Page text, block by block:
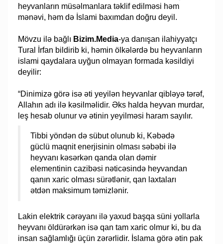
heyvanların müsəlmanlara təklif edilməsi həm
mənəvi, həm də İslami baxımdan doğru deyil.
Mövzu ilə bağlı Bizim.Media-ya danışan ilahiyyatçı
Tural İrfan bildirib ki, həmin ölkələrdə bu heyvanların
islami qaydalara uyğun olmayan formada kəsildiyi
deyilir:
“Dinimizə görə isə əti yeyilən heyvanlar qibləyə tərəf,
Allahın adı ilə kəsilməlidir. Əks halda heyvan murdar,
leş hesab olunur və ətinin yeyilməsi haram sayılır.
Tibbi yöndən də sübut olunub ki, Kəbədə
güclü maqnit enerjisinin olması səbəbi ilə
heyvanı kəsərkən qanda olan dəmir
elementinin cazibəsi nəticəsində heyvandan
qanın xaric olması sürətlənir, qan laxtaları
ətdən maksimum təmizlənir.
Lakin elektrik cərəyanı ilə yaxud başqa süni yollarla
heyvanı öldürərkən isə qan tam xaric olmur ki, bu da
insan sağlamlığı üçün zərərlidir. İslama görə ətin pak